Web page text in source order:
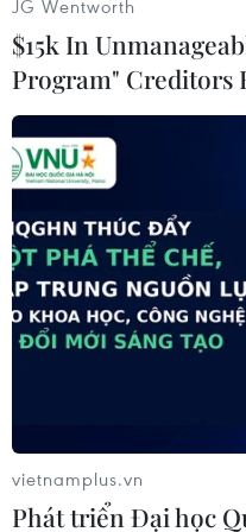
Mats Hummels với
Ngay lập tức, những
đáp từ phía trung vệ
JG Wentworth
$15k In
Program" Creditors
vietnamplus.vn
Phát triển Đại học